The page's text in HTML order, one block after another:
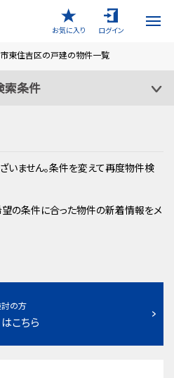
お気に入り
ログイン
東住吉区の戸建の物件一覧
索条件
いません。条件を変えて再度物件検
望の条件に合った物件の新着情報をメ
の方
こちら